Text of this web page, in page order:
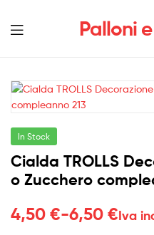
Palloni
Menu
In Stock
Cialda TROLLS
o Zucchero
4,50 €-6,50 €
Fascia
Iva